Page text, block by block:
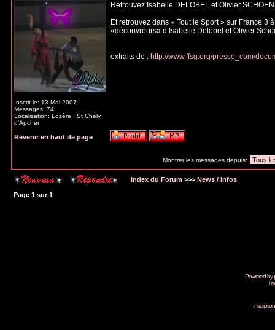
Inscrit le: 13 Mai 2007
Messages: 74
Localisation: Lozère : St Chély
d'Apcher
Retrouvez Isabelle DELOBEL et Olivier
Et retrouvez dans « Tout le Sport » sur France
«découvreurs» d’Isabelle Delobel et Olivier
extraits de : http://www.ffsg.org/presse_com/
Revenir en haut de page
Montrer les messages depuis:
Index du Forum >>> News / Infos
Page 1 sur1
Powered by